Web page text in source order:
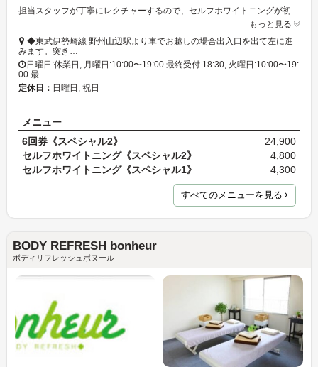
担当スタッフが丁寧にレクチャーするので、セルフホワイトニングが初めての方も安心◎通いやすいリーズナブル価格で、気軽に通っていただけるお店です♪
もっと見る
◆東武伊勢崎線 野州山辺駅より車でお越しの場合出入口を出て左に進
みます。突き…
日曜日:休業日, 月曜日:10:00〜19:00 最終受付 18:30, 火曜日:10:00〜19:
00 最…
定休日： 日曜日, 祝日
メニュー
6回券《スペシャル2》
24,900
セルフホワイトニング《スペシャル2》
4,800
セルフホワイトニング《スペシャル1》
4,300
すべてのメニューを見る
BODY REFRESH bonheur
ボディリフレッシュボヌール